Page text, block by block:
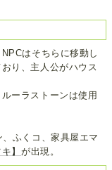
はそちらに移動し
り、主人公がハウス
ーラストーンは使用
ふくコ、家具屋エマ
】 が出現。